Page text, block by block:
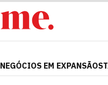
NEGÓCIOS EM EXPANSÃO